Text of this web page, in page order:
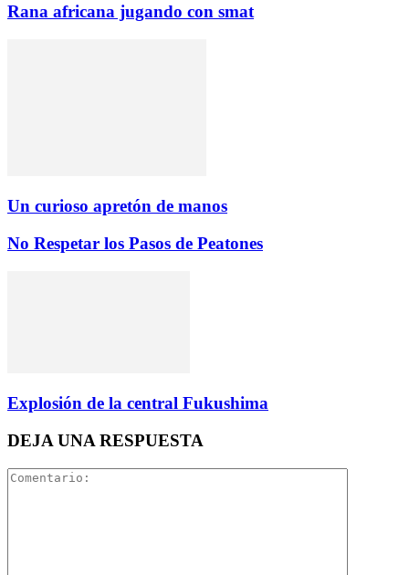
Rana africana jugando con smat
Un curioso apretón de manos
No Respetar los Pasos de Peatones
Explosión de la central Fukushima
DEJA UNA RESPUESTA